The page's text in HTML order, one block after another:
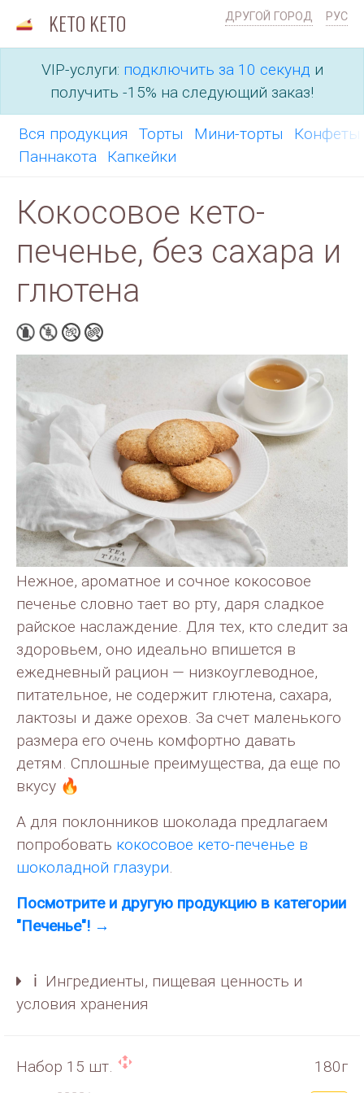
KETO KETO ДРУГОЙ ГОРОД РУС
VIP-услуги: подключить за 10 секунд и
получить -15% на следующий заказ!
Вся продукция Торты Мини-торты
Конфеты
Паннакота
Капкейки
Кокосовое кето-
печенье, без сахара и
глютена
Нежное, ароматное и сочное кокосовое
печенье словно тает во рту, даря сладкое
райское наслаждение. Для тех, кто следит за
здоровьем, оно идеально впишется в
ежедневный рацион — низкоуглеводное,
питательное, не содержит глютена, сахара,
лактозы и даже орехов. За счет маленького
размера его очень комфортно давать
детям. Сплошные преимущества, да еще по
вкусу 🔥
А для поклонников шоколада предлагаем
попробовать кокосовое кето-печенье в
шоколадной глазури.
Посмотрите и другую продукцию в категории
"Печенье"! →
ℹ️ Ингредиенты, пищевая ценность и
условия хранения
Набор 15 шт.
180г